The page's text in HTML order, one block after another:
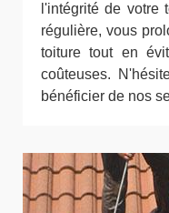
l'intégrité de votre
régulière, vous
toiture tout en
coûteuses.
bénéficier de nos